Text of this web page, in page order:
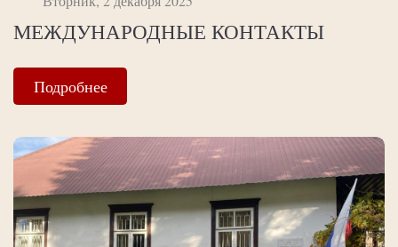
МЕЖДУНАРОДНЫЕ КОНТАКТЫ
Подробнее